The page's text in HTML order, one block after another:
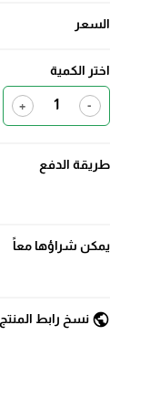
السعر
اختر الكمية
-
+
طريقة الدفع
يمكن شراؤها معاً
public نسخ رابط المنتج